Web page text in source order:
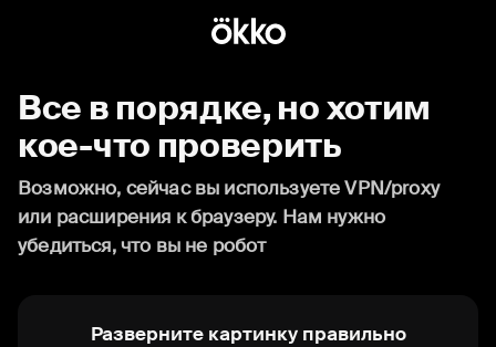
Все в порядке, но хотим
кое-что проверить
Возможно, сейчас вы используете VPN/proxy
или расширения к браузеру. Нам нужно
убедиться, что вы не робот
Разверните картинку правильно